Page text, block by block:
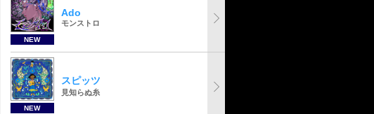
NEW
Ado
モンストロ
NEW
スピッツ
見知らぬ糸